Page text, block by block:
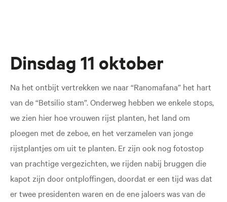
Dinsdag 11 oktober
Na het ontbijt vertrekken we naar “Ranomafana” het hart
van de “Betsilio stam”. Onderweg hebben we enkele stops,
we zien hier hoe vrouwen rijst planten, het land om
ploegen met de zeboe, en het verzamelen van jonge
rijstplantjes om uit te planten. Er zijn ook nog fotostop
van prachtige vergezichten, we rijden nabij bruggen die
kapot zijn door ontploffingen, doordat er een tijd was dat
er twee presidenten waren en de ene jaloers was van de